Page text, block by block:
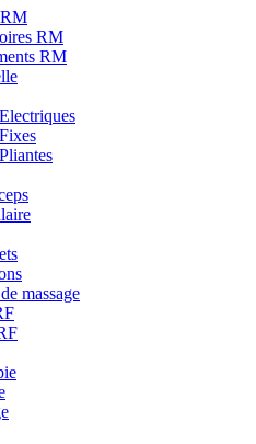
RM
RM
massage